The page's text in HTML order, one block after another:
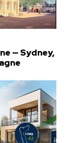
— Sydney,